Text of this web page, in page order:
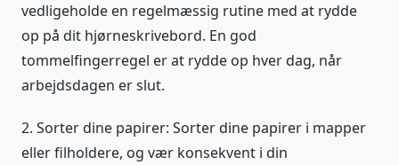
vedligeholde en regelmæssig rutine med at rydde
op på dit hjørneskrivebord. En god
tommelfingerregel er at rydde op hver dag, når
arbejdsdagen er slut.
2. Sorter dine papirer: Sorter dine papirer i mapper
eller filholdere, og vær konsekvent i din